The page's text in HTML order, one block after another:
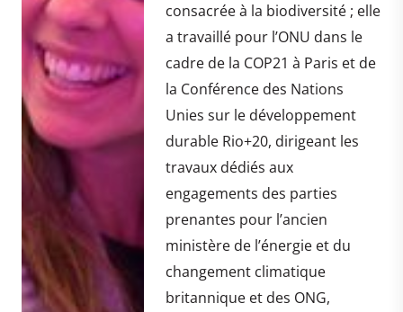
consacrée à la biodiversité ; elle
a travaillé pour l’ONU dans le
cadre de la COP21 à Paris et de
la Conférence des Nations
Unies sur le développement
durable Rio+20, dirigeant les
travaux dédiés aux
engagements des parties
prenantes pour l’ancien
ministère de l’énergie et du
changement climatique
britannique et des ONG,